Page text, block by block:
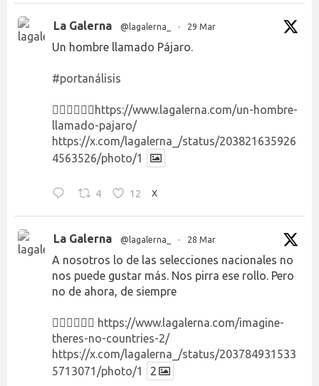
La Galerna @lagalerna_ · 29 Mar
Un hombre llamado Pájaro.
#portanálisis
👉🏻👉🏻👉🏻 https://www.lagalerna.com/un-hombre-
llamado-pajaro/
https://x.com/lagalerna_/status/203821635926
4563526/photo/1
4 12 X
La Galerna @lagalerna_ · 28 Mar
A nosotros lo de las selecciones nacionales no
nos puede gustar más. Nos pirra ese rollo. Pero
no de ahora, de siempre
👉🏻👉🏻👉🏻 https://www.lagalerna.com/imagine-
theres-no-countries-2/
https://x.com/lagalerna_/status/203784931533
5713071/photo/1
2